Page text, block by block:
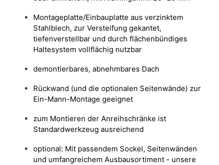
Montageplatte/Einbauplatte aus verzinktem
Stahlblech, zur Versteifung gekantet,
tiefenverstellbar und durch flächenbündiges
Haltesystem vollflächig nutzbar
demontierbares, abnehmbares Dach
Rückwand (und die optionalen Seitenwände) zur
Ein-Mann-Montage geeignet
zum Montieren der Anreihschränke ist
Standardwerkzeug ausreichend
optional: Mit passendem Sockel, Seitenwänden
und umfangreichem Ausbausortiment - unsere